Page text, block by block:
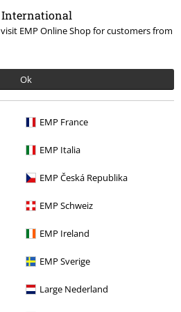
International
EMP Online Shop for customers from
Ok
EMP France
EMP Italia
EMP Česká Republika
EMP Schweiz
EMP Ireland
EMP Sverige
Large Nederland